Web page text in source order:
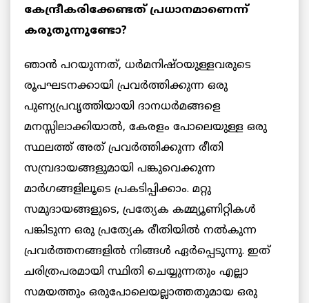
കേന്ദ്രീകരിക്കേണ്ടത് പ്രധാനമാണെന്ന്
കരുതുന്നുണ്ടോ?
ഞാൻ പറയുന്നത്, ധർമനിഷ്ഠയുള്ളവരുടെ
രൂപഘടനക്കായി പ്രവർത്തിക്കുന്ന ഒരു
പുണ്യപ്രവൃത്തിയായി ദാനധർമങ്ങളെ
മനസ്സിലാക്കിയാൽ, കേരളം പോലെയുള്ള ഒരു
സ്ഥലത്ത് അത് പ്രവർത്തിക്കുന്ന രീതി
സമ്പ്രദായങ്ങളുമായി പങ്കുവെക്കുന്ന
മാർഗങ്ങളിലൂടെ പ്രകടിപ്പിക്കാം. മറ്റു
സമുദായങ്ങളുടെ, പ്രത്യേക കമ്മ്യൂണിറ്റികൾ
പങ്കിടുന്ന ഒരു പ്രത്യേക രീതിയിൽ നൽകുന്ന
പ്രവർത്തനങ്ങളിൽ നിങ്ങൾ ഏർപ്പെടുന്നു. ഇത്
ചരിത്രപരമായി സ്ഥിതി ചെയ്യുന്നതും എല്ലാ
സമയത്തും ഒരുപോലെയല്ലാത്തതുമായ ഒരു